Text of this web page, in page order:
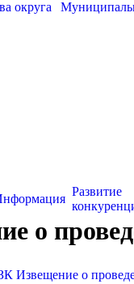
округа
Развитие
о
Извещение о